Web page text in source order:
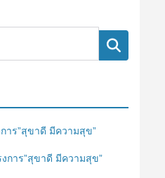
ค้นหา
าร”สุขาดี มีความสุข”
การ”สุขาดี มีความสุข”